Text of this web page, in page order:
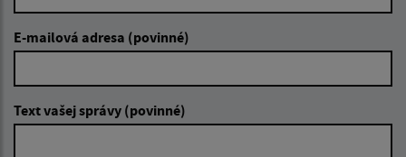
E-mailová adresa (povinné)
Text vašej správy (povinné)